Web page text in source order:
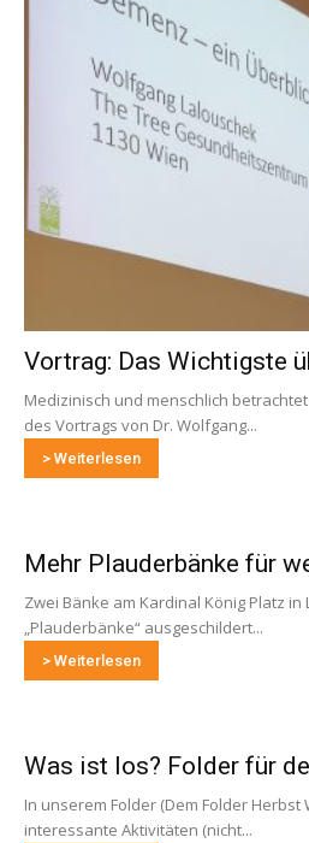
Vortrag: Das Wichtigste
Medizinisch und menschlich
des Vortrags von Dr. Wolfgang...
> Weiterlesen
Mehr Plauderbänke für
Zwei Bänke am Kardinal König Platz
„Plauderbänke“ ausgeschildert...
> Weiterlesen
Was ist los? Folder für
In unserem Folder (Dem Folder Herbst
interessante Aktivitäten (nicht...